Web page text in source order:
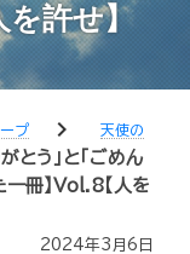
を許せ】
プ chevron_right
天使の
とう」と「ごめん
一冊】Vol.8【人を
2024年3月6日